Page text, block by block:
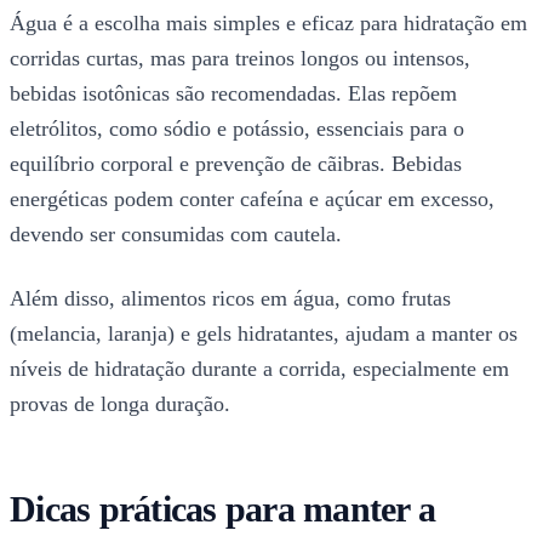
Água é a escolha mais simples e eficaz para hidratação em
corridas curtas, mas para treinos longos ou intensos,
bebidas isotônicas são recomendadas. Elas repõem
eletrólitos, como sódio e potássio, essenciais para o
equilíbrio corporal e prevenção de cãibras. Bebidas
energéticas podem conter cafeína e açúcar em excesso,
devendo ser consumidas com cautela.
Além disso, alimentos ricos em água, como frutas
(melancia, laranja) e gels hidratantes, ajudam a manter os
níveis de hidratação durante a corrida, especialmente em
provas de longa duração.
Dicas práticas para manter a